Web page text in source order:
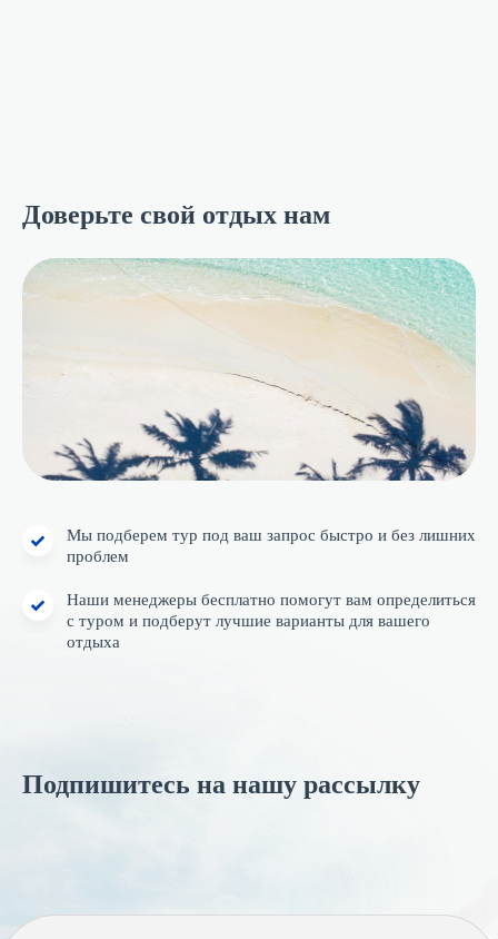
Доверьте свой отдых нам
Мы подберем тур под ваш запрос быстро и без лишних
проблем
Наши менеджеры бесплатно помогут вам определиться
с туром и подберут лучшие варианты для вашего
отдыха
Подпишитесь на нашу рассылку